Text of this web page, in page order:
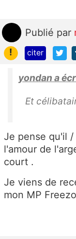
Publié par
!
citer
yondan a
Et
Je pense qu'il
l'amour de
court .
Je viens de
mon MP